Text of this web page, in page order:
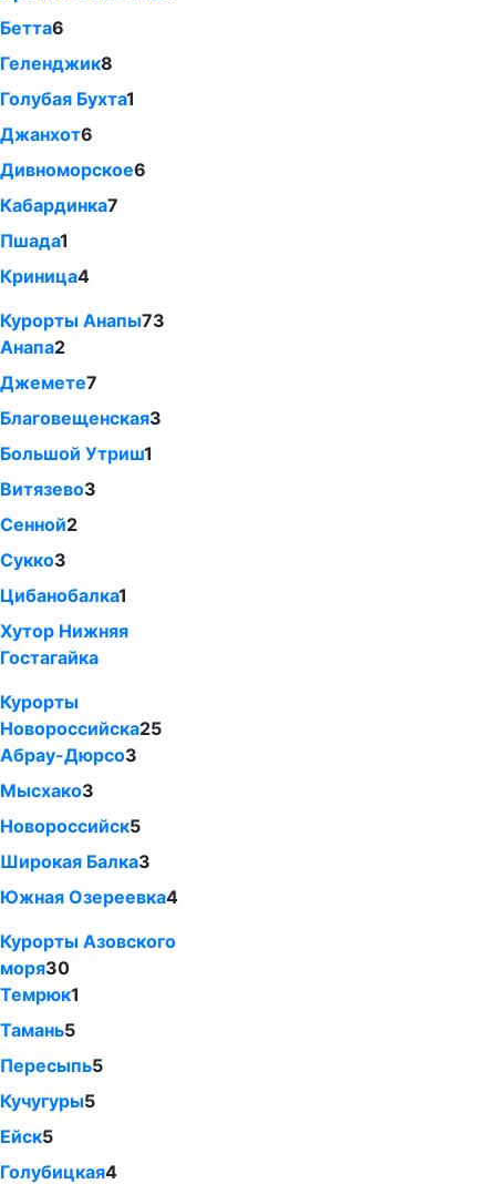
Бетта6
Геленджик8
Голубая Бухта1
Джанхот6
Дивноморское6
Кабардинка7
Пшада1
Криница4
Курорты Анапы73
Анапа2
Джемете7
Благовещенская3
Большой Утриш1
Витязево3
Сенной2
Сукко3
Цибанобалка1
Хутор Нижняя
Гостагайка
Курорты
Новороссийска25
Абрау-Дюрсо3
Мысхако3
Новороссийск5
Широкая Балка3
Южная Озереевка4
Курорты Азовского
моря30
Темрюк1
Тамань5
Пересыпь5
Кучугуры5
Ейск5
Голубицкая4